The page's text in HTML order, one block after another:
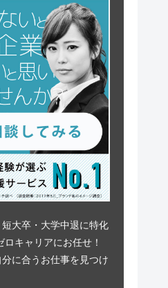
大卒・大学中退に特化
キャリアにお任せ！
に合うお仕事を見つけ